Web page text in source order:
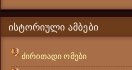
ᲘᲡᲢᲝᲠᲘᲣᲚᲘ ᲐᲛᲑᲔᲑᲘ
ძირითადი ომები